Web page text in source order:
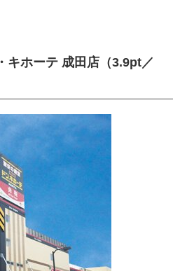
キホーテ 成田店（3.9pt／